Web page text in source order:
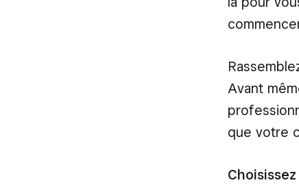
Avant
que votre